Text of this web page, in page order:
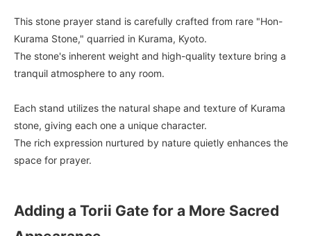
This stone prayer stand is carefully crafted from rare "Hon-
Kurama Stone," quarried in Kurama, Kyoto.
The stone's inherent weight and high-quality texture bring a
tranquil atmosphere to any room.
Each stand utilizes the natural shape and texture of Kurama
stone, giving each one a unique character.
The rich expression nurtured by nature quietly enhances the
space for prayer.
Adding a Torii Gate for a More Sacred